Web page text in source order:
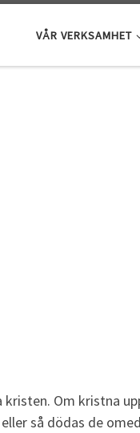
VÅR VERKSAMHET
Om kristna
så dödas de